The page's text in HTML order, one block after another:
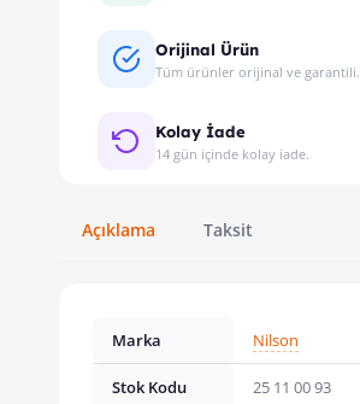
Orijinal Ürün
Tüm ürünler orijinal ve garantili.
Kolay İade
14 gün içinde kolay iade.
Açıklama Taksit
Marka Nilson
Stok Kodu 25 11 00 93